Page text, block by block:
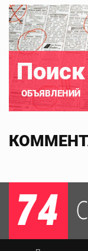
Поиск
ОБЪЯВЛЕНИЙ